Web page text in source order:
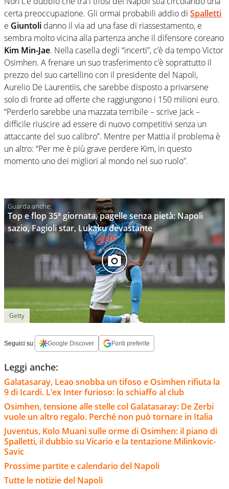
certa preoccupazione. Gli ormai probabili addio di Spalletti
e Giuntoli danno il via ad una fase di riassestamento, e
sembra molto vicina alla partenza anche il difensore coreano
Kim Min-Jae. Nella casella degli “incerti”, c’è da tempo Victor
Osimhen. A frenare un suo trasferimento c’è soprattutto il
prezzo del suo cartellino con il presidente del Napoli,
Aurelio De Laurentiis, che sarebbe disposto a privarsene
solo di fronte ad offerte che raggiungono i 150 milioni euro.
“Perderlo sarebbe una mazzata terribile – scrive Jack –
difficile riuscire ad essere di nuovo competitivi senza un
attaccante del suo calibro”. Mentre per Mattia il problema è
un altro: “Per me è più grave perdere Kim, in questo
momento uno dei migliori al mondo nel suo ruolo”.
Top e flop 35ª giornata, pagelle senza pietà: Napoli
sazio, Fagioli star, Lukaku devastante
Getty
Seguici su: Google Discover Fonti preferite
Leggi anche:
Galatasaray, Leao snobba un tifoso e Osimhen rifiuta la
9 di Icardi. L’ex Inter furioso: lo schiaffo al club
Osimhen, tensione alle stelle col Galatasaray: De Zerbi
vuole un altro regalo. Perché non può tornare in Italia
Juventus, Kolo Muani sulle orme di Osimhen: il piano di
Spalletti, il dubbio su Vicario e la tentazione Milinkovic-
Savic
Prossime partite e calendario del Napoli
Tutte le notizie del Napoli